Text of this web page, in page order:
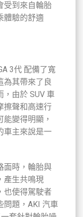
受到來自輪胎
體驗的舒適
3代 配備了寬
為其帶來了良
由於 SUV 車
擦聲和高速行
變得明顯，
車主來說是一
面時，輪胎與
產生共鳴現
也使得駕駛者
問題，AKI 汽車